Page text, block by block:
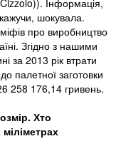
Інформація,
шокувала.
про виробництво
Згідно з нашими
за 2013 рік втрати
палетної заготовки
258 176,14 гривень.
Хто